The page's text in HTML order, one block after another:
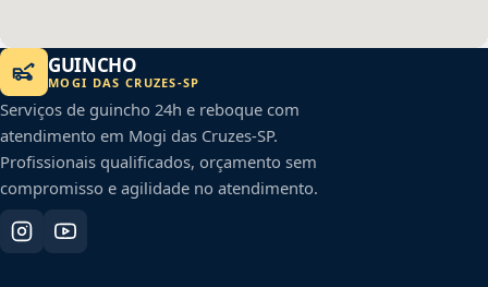
GUINCHO
MOGI DAS CRUZES-SP
Serviços de guincho 24h e reboque com
atendimento em Mogi das Cruzes-SP.
Profissionais qualificados, orçamento sem
compromisso e agilidade no atendimento.